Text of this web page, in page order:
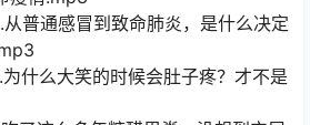
普通感冒到致命肺炎，是什么决定
什么大笑的时候会肚子疼？才不是